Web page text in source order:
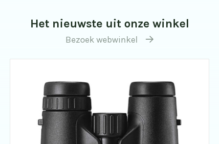
Het nieuwste uit onze winkel
Bezoek webwinkel